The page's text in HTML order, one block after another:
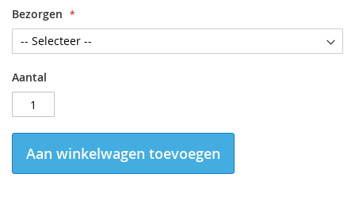
Bezorgen
Aantal
Aan winkelwagen toevoegen